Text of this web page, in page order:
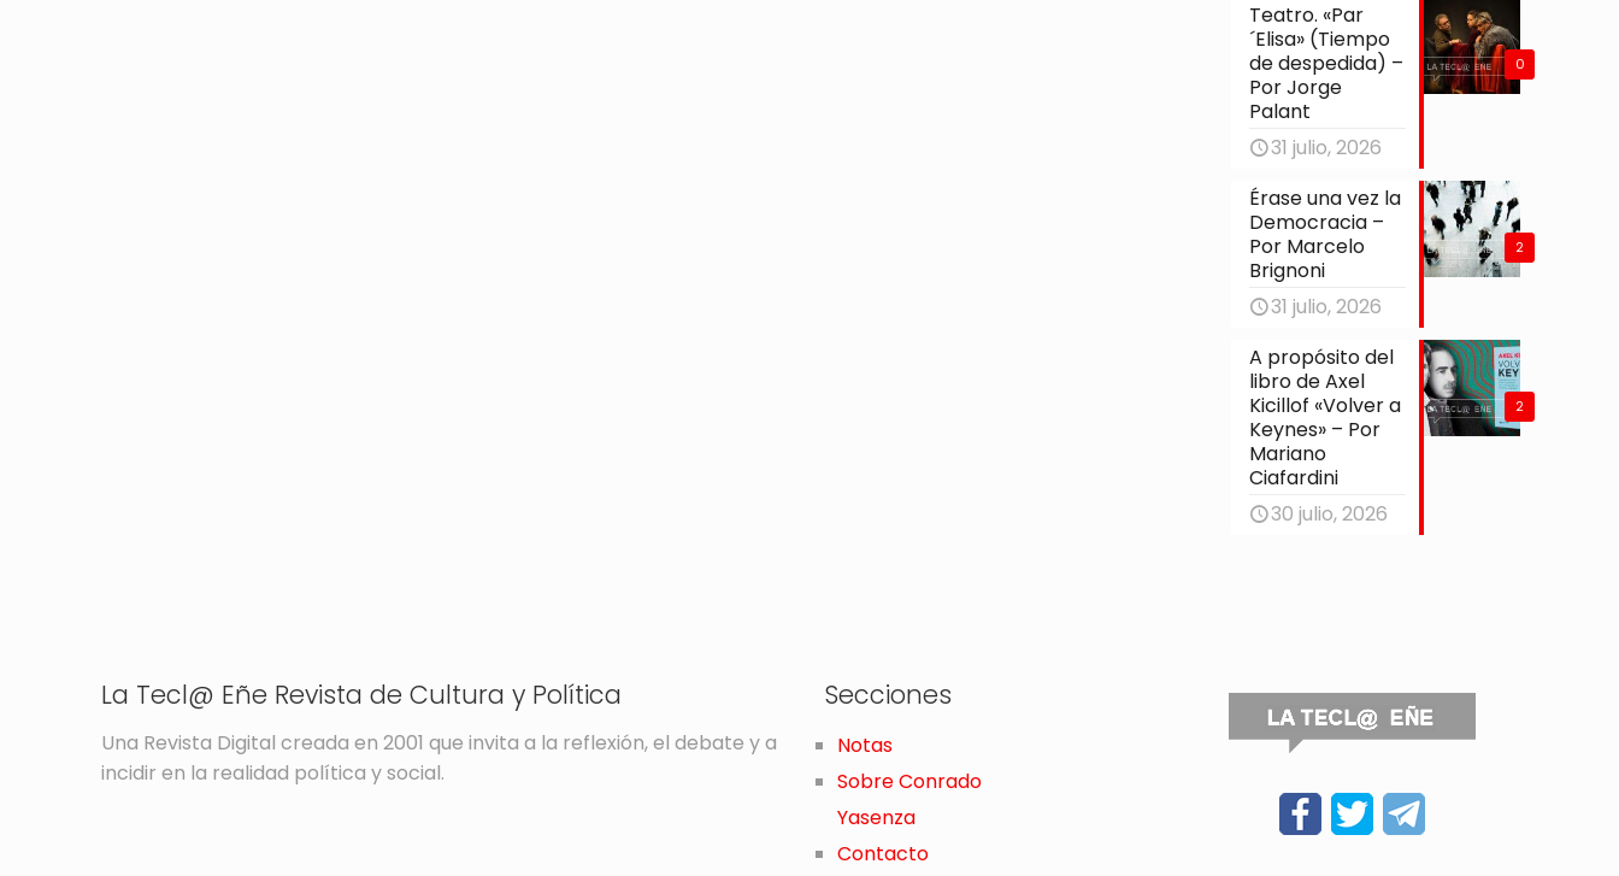
0
Teatro. «Par
´Elisa» (Tiempo
de despedida) –
Por Jorge
Palant
31 julio, 2026
2
Érase una vez la
Democracia –
Por Marcelo
Brignoni
31 julio, 2026
2
A propósito del
libro de Axel
Kicillof «Volver a
Keynes» – Por
Mariano
Ciafardini
30 julio, 2026
La Tecl@ Eñe Revista de Cultura y Política
Una Revista Digital creada en 2001 que invita a la reflexión, el debate y a
incidir en la realidad política y social.
Secciones
Notas
Sobre Conrado
Yasenza
Contacto